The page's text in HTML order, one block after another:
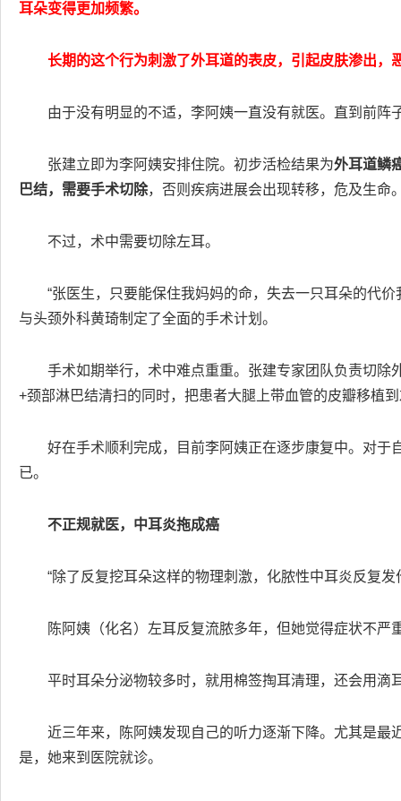
耳朵变得更加频繁。
长期的这个行为刺激了外耳道的表皮，引起皮肤渗出，
由于没有明显的不适，李阿姨一直没有就医。直到前阵
张建立即为李阿姨安排住院。初步活检结果为外耳道鳞
巴结，需要手术切除，否则疾病进展会出现转移，危及生命
不过，术中需要切除左耳。
“张医生，只要能保住我妈妈的命，失去一只耳朵的代
与头颈外科黄琦制定了全面的手术计划。
手术如期举行，术中难点重重。张建专家团队负责切
+颈部淋巴结清扫的同时，把患者大腿上带血管的皮瓣移植
好在手术顺利完成，目前李阿姨正在逐步康复中。对
已。
不正规就医，中耳炎拖成癌
“除了反复挖耳朵这样的物理刺激，化脓性中耳炎反复
陈阿姨（化名）左耳反复流脓多年，但她觉得症状不严
平时耳朵分泌物较多时，就用棉签掏耳清理，还会用滴
近三年来，陈阿姨发现自己的听力逐渐下降。尤其是
是，她来到医院就诊。